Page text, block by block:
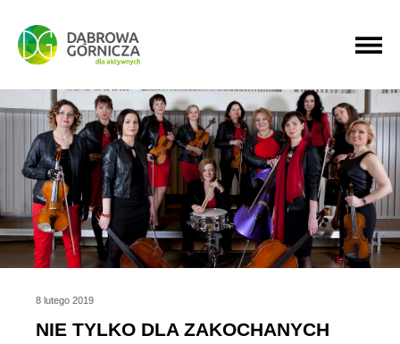
PRZEJDŹ DO MENU GŁÓWNEGO
PRZEJDŹ DO WYSZUKIWARKI
PRZEJDŹ DO TREŚCI
8 lutego 2019
NIE TYLKO DLA ZAKOCHANYCH